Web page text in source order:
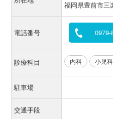
福岡県豊前市三
電話番号
診療科目 内科 小児科
駐車場
交通手段